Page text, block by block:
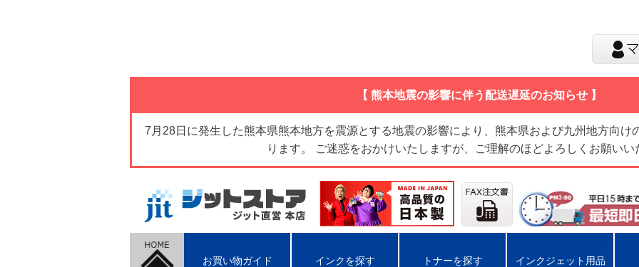
【 熊本地震の影響に伴う配送遅延のお知らせ 】
7月28日に発生した熊本県熊本地方を震源とする地震の影響により、熊本県および九州地方向け
ります。 ご迷惑をおかけいたしますが、ご理解のほどよろしくお願いい
お買い物ガイド インクを探す トナーを探す インクジェット用品